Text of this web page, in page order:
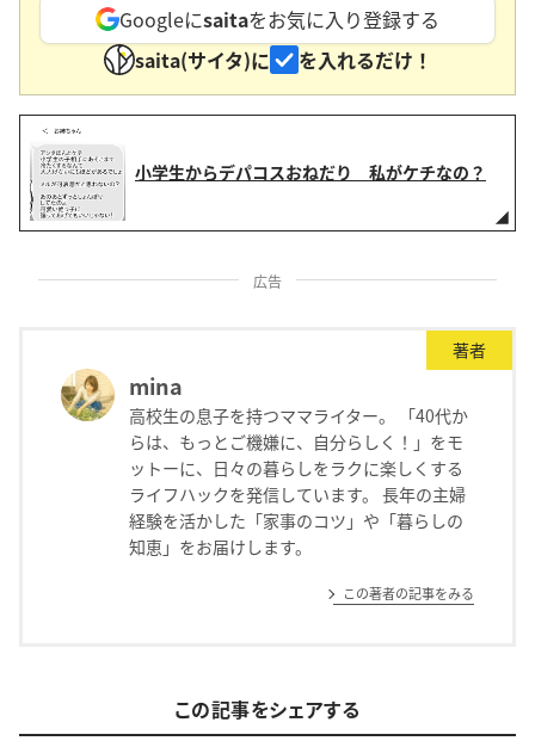
Googleにsaitaをお気に入り登録する
saita(サイタ)に
を入れるだけ！
小学生からデパコスおねだり 私がケチなの？
広告
著者
mina
高校生の息子を持つママライター。 「40代か
らは、もっとご機嫌に、自分らしく！」をモ
ットーに、日々の暮らしをラクに楽しくする
ライフハックを発信しています。 長年の主婦
経験を活かした「家事のコツ」や「暮らしの
知恵」をお届けします。
この著者の記事をみる
この記事をシェアする